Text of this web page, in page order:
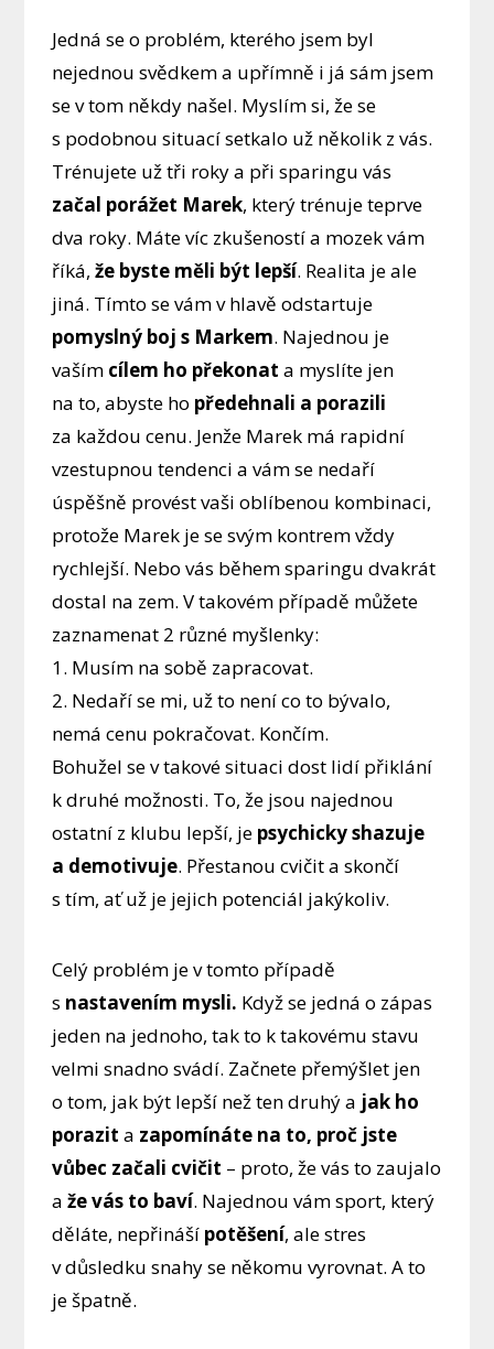
Jedná se o problém, kterého jsem byl
nejednou svědkem a upřímně i já sám jsem
se v tom někdy našel. Myslím si, že se
s podobnou situací setkalo už několik z vás.
Trénujete už tři roky a při sparingu vás
začal porážet Marek, který trénuje teprve
dva roky. Máte víc zkušeností a mozek vám
říká,že byste měli být lepší. Realita je ale
jiná. Tímto se vám v hlavě odstartuje
pomyslný boj s Markem. Najednou je
vaším cílem ho překonat a myslíte jen
na to, abyste ho předehnali a porazili
za každou cenu. Jenže Marek má rapidní
vzestupnou tendenci a vám se nedaří
úspěšně provést vaši oblíbenou kombinaci,
protože Marek je se svým kontrem vždy
rychlejší. Nebo vás během sparingu dvakrát
dostal na zem. V takovém případě můžete
zaznamenat 2 různé myšlenky:
1. Musím na sobě zapracovat.
2. Nedaří se mi, už to není co to bývalo,
nemá cenu pokračovat. Končím.
Bohužel se v takové situaci dost lidí přiklání
k druhé možnosti. To, že jsou najednou
ostatní z klubu lepší, je psychicky shazuje
a demotivuje. Přestanou cvičit a skončí
s tím, ať už je jejich potenciál jakýkoliv.
Celý problém je v tomto případě
s nastavením mysli. Když se jedná o zápas
jeden na jednoho, tak to k takovému stavu
velmi snadno svádí. Začnete přemýšlet jen
o tom, jak být lepší než ten druhý a jak ho
porazit a zapomínáte na to, proč jste
vůbec začali cvičit – proto, že vás to zaujalo
aže vás to baví. Najednou vám sport, který
děláte, nepřináší potěšení, ale stres
v důsledku snahy se někomu vyrovnat. A to
je špatně.